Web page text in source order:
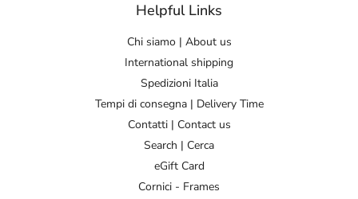
Helpful Links
Chi siamo | About us
International shipping
Spedizioni Italia
Tempi di consegna | Delivery Time
Contatti | Contact us
Search | Cerca
eGift Card
Cornici - Frames